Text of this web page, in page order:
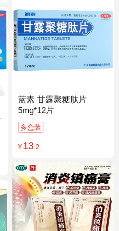
蓝素 甘露聚糖肽片
5mg*12片
多盒装
¥13.2